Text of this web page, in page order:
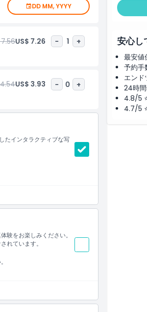
トラクションの一つである3D
みください。
DD MM, YYYY
7.56US$ 7.26 - 1 +
US$ 3.93 - 0 +
たインタラクティブな写
験をお楽しみください。
れています。
安心し
最安値
予約手
エンド
24時
4.8/5
4.7/5